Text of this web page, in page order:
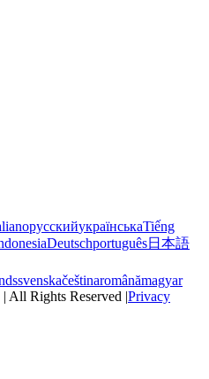
русскийукраїнськаTiếng
Deutschportuguês日本語
svenskačeštinaromânămagyar
All Rights Reserved |Privacy